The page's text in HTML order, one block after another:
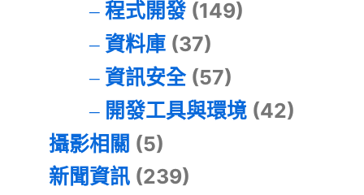
程式開發(149)
資料庫(37)
資訊安全(57)
開發工具與環境(42)
攝影相關 (5)
新聞資訊 (239)